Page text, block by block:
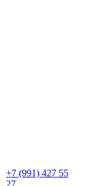
+7 (991) 427 55